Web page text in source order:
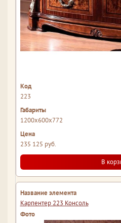
223
1200x600x772
235 125 руб.
В
Карпентер 223 Консоль